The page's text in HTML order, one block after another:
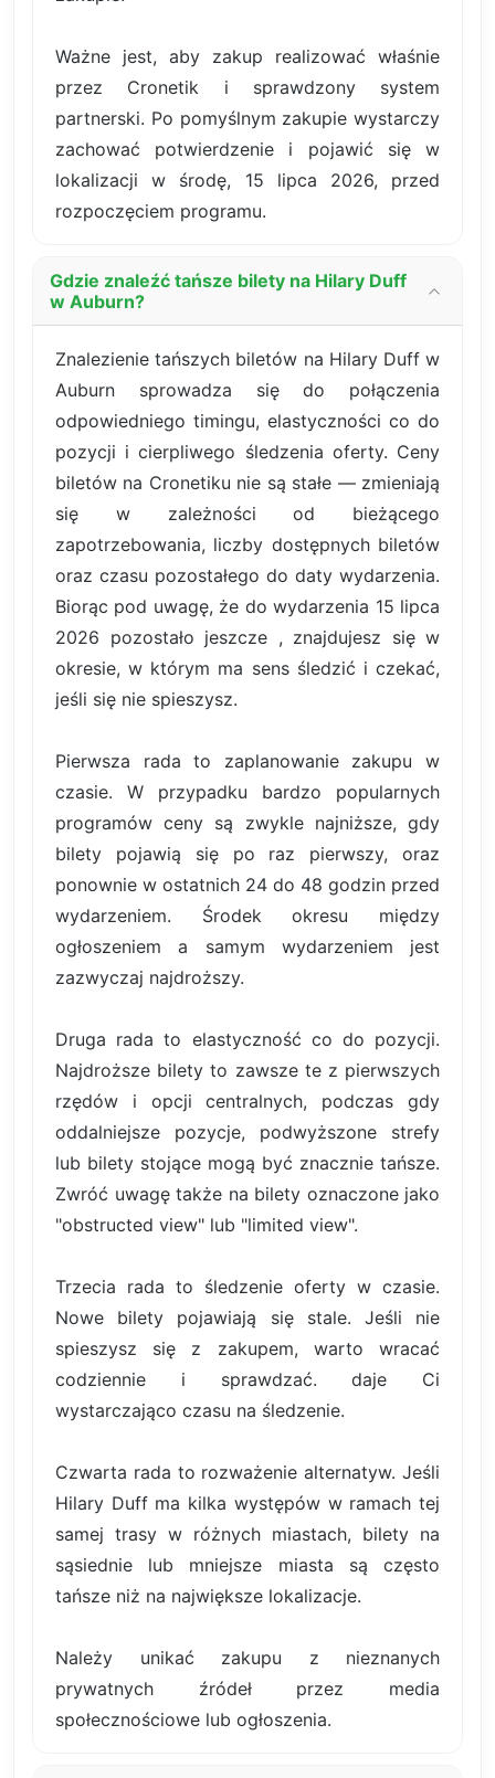
Ważne jest, aby zakup realizować właśnie
przez Cronetik i sprawdzony system
partnerski. Po pomyślnym zakupie wystarczy
zachować potwierdzenie i pojawić się w
lokalizacji w środę, 15 lipca 2026, przed
rozpoczęciem programu.
Gdzie znaleźć tańsze bilety na Hilary Duff
w Auburn?
Znalezienie tańszych biletów na Hilary Duff w
Auburn sprowadza się do połączenia
odpowiedniego timingu, elastyczności co do
pozycji i cierpliwego śledzenia oferty. Ceny
biletów na Cronetiku nie są stałe — zmieniają
się w zależności od bieżącego
zapotrzebowania, liczby dostępnych biletów
oraz czasu pozostałego do daty wydarzenia.
Biorąc pod uwagę, że do wydarzenia 15 lipca
2026 pozostało jeszcze , znajdujesz się w
okresie, w którym ma sens śledzić i czekać,
jeśli się nie spieszysz.
Pierwsza rada to zaplanowanie zakupu w
czasie. W przypadku bardzo popularnych
programów ceny są zwykle najniższe, gdy
bilety pojawią się po raz pierwszy, oraz
ponownie w ostatnich 24 do 48 godzin przed
wydarzeniem. Środek okresu między
ogłoszeniem a samym wydarzeniem jest
zazwyczaj najdroższy.
Druga rada to elastyczność co do pozycji.
Najdroższe bilety to zawsze te z pierwszych
rzędów i opcji centralnych, podczas gdy
oddalniejsze pozycje, podwyższone strefy
lub bilety stojące mogą być znacznie tańsze.
Zwróć uwagę także na bilety oznaczone jako
"obstructed view" lub "limited view".
Trzecia rada to śledzenie oferty w czasie.
Nowe bilety pojawiają się stale. Jeśli nie
spieszysz się z zakupem, warto wracać
codziennie i sprawdzać. daje Ci
wystarczająco czasu na śledzenie.
Czwarta rada to rozważenie alternatyw. Jeśli
Hilary Duff ma kilka występów w ramach tej
samej trasy w różnych miastach, bilety na
sąsiednie lub mniejsze miasta są często
tańsze niż na największe lokalizacje.
Należy unikać zakupu z nieznanych
prywatnych źródeł przez media
społecznościowe lub ogłoszenia.